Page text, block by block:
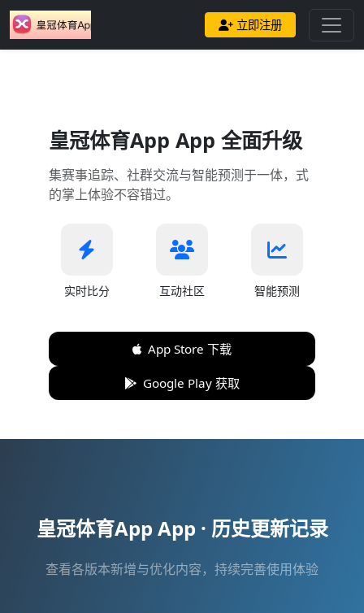
立即注册
皇冠体育App App 全面升级
集赛事追踪、社群交流与智能预测于一体，式
的掌上体验不容错过。
实时比分 互动社区 智能预测
App Store 下载
Google Play 获取
皇冠体育App App · 历史更新记录
查看各版本新增与优化内容，持续完善使用体验